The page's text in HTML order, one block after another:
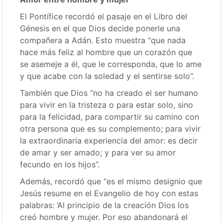
El Pontífice recordó el pasaje en el Libro del
Génesis en el que Dios decide ponerle una
compañera a Adán. Esto muestra “que nada
hace más feliz al hombre que un corazón que
se asemeje a él, que le corresponda, que lo ame
y que acabe con la soledad y el sentirse solo”.
También que Dios “no ha creado el ser humano
para vivir en la tristeza o para estar solo, sino
para la felicidad, para compartir su camino con
otra persona que es su complemento; para vivir
la extraordinaria experiencia del amor: es decir
de amar y ser amado; y para ver su amor
fecundo en los hijos”.
Además, recordó que “es el mismo designio que
Jesús resume en el Evangelio de hoy con estas
palabras: ‘Al principio de la creación Dios los
creó hombre y mujer. Por eso abandonará el